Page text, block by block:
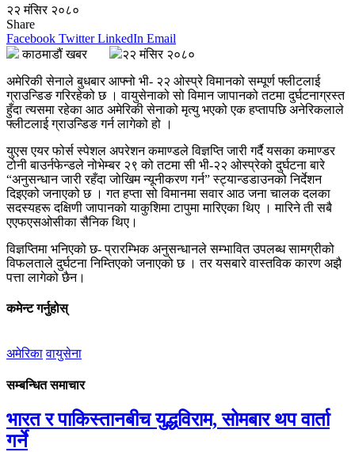
२२ मंसिर २०८०
Share
Facebook Twitter LinkedIn Email
काठमाडौं खबर
२२ मंसिर २०८०
अमेरिकी सेनाले बुधबार आफ्नो भी- २२ ओस्प्रे विमानको सम्पूर्ण फ्लीटलाई
ग्राउन्डिङ गरिरहेको छ । वायुसेनाको सो विमान जापानको तटमा दुर्घटनाग्रस्त
हुँदा त्यसमा रहेका आठ अमेरिकी सेनाको मृत्यु भएको एक हप्तापछि अनेरिकलाले
फ्लीटलाई ग्राउन्डिङ गर्न लागेको हो ।
युएस एयर फोर्स स्पेशल अपरेशन कमाण्डले विज्ञप्ति जारी गर्दै यसका कमाण्डर
टोनी बाउर्नफेन्डले नोभेम्बर २९ को तटमा सी भी-२२ ओस्प्रेको दुर्घटना बारे
“अनुसन्धान जारी रहँदा जोखिम न्यूनीकरण गर्न” स्ट्यान्डडाउनको निर्देशन
दिइएको जनाएको छ । गत हप्ता सो विमानमा सवार आठ जना चालक दलका
सदस्यहरू दक्षिणी जापानको याकुशिमा टापुमा मारिएका थिए । मारिने ती सबै
एएफएसओसीका सैनिक थिए।
विज्ञप्तिमा भनिएको छ- प्रारम्भिक अनुसन्धानले सम्भावित उपलब्ध सामग्रीको
विफलताले दुर्घटना निम्तिएको जनाएको छ । तर यसबारे वास्तविक कारण अझै
पत्ता लागेको छैन।
कमेन्ट गर्नुहोस्
अमेरिका वायुसेना
सम्बन्धित समाचार
भारत र पाकिस्तानबीच युद्धविराम, सोमबार थप वार्ता
गर्ने